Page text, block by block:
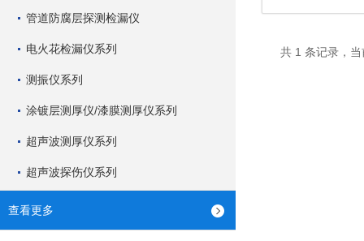
管道防腐层探测检漏仪
电火花检漏仪系列
测振仪系列
涂镀层测厚仪/漆膜测厚仪系列
超声波测厚仪系列
超声波探伤仪系列
查看更多
共 1 条记录，